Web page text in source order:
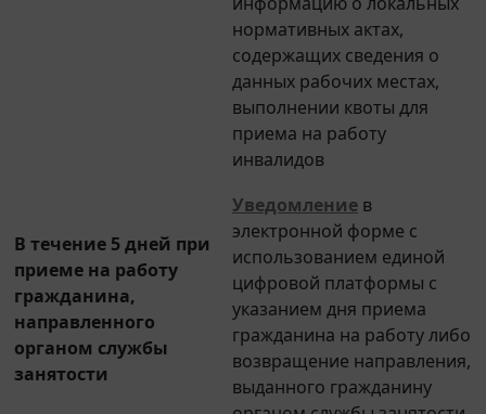
нормативных актах,
содержащих сведения о
данных рабочих местах,
выполнении квоты для
приема на работу
инвалидов
В течение 5 дней при
приеме на работу
гражданина,
направленного
органом службы
занятости
Уведомление
электронной форме с
использованием единой
цифровой платформы с
указанием дня приема
гражданина на работу либо
возвращение направления,
выданного гражданину
органом службы занятости